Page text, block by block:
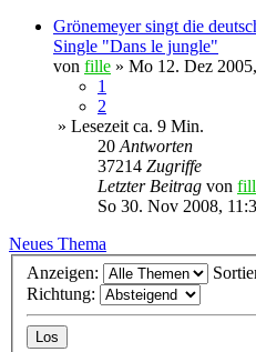
Grönemeyer singt die
Single "Dans le jungle"
von fille » Mo 12. Dez
1
2
» Lesezeit ca. 9 Min.
20Antworten
37214 Zugriffe
Letzter Beitrag von
So 30. Nov 2008,
Neues Thema
Anzeigen:
Richtung: